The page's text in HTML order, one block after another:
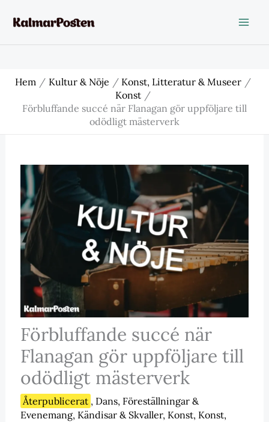
Hem Kultur & Nöje
Konst, Litteratur & Museer
Konst
Förbluffande succé när Flanagan gör uppföljare till
odödligt mästerverk
Förbluffande succé när
Flanagan gör uppföljare till
odödligt mästerverk
Återpublicerat , Dans, Föreställningar &
Evenemang, Kändisar & Skvaller, Konst, Konst,